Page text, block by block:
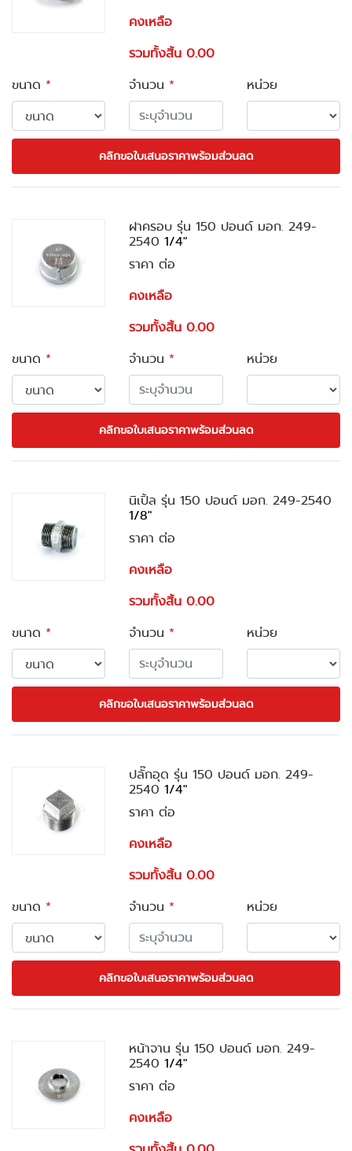
คงเหลือ
รวมทั้งสิ้น 0.00
ขนาด * จำนวน * หน่วย
คลิกขอใบเสนอราคาพร้อมส่วนลด
ฝาครอบ รุ่น 150 ปอนด์ มอก. 249-
25401/4"
ราคา ต่อ
คงเหลือ
รวมทั้งสิ้น 0.00
ขนาด * จำนวน * หน่วย
คลิกขอใบเสนอราคาพร้อมส่วนลด
นิเปิ้ล รุ่น 150 ปอนด์ มอก. 249-2540
1/8"
ราคา ต่อ
คงเหลือ
รวมทั้งสิ้น 0.00
ขนาด * จำนวน * หน่วย
คลิกขอใบเสนอราคาพร้อมส่วนลด
ปลั๊กอุด รุ่น 150 ปอนด์ มอก. 249-
25401/4"
ราคา ต่อ
คงเหลือ
รวมทั้งสิ้น 0.00
ขนาด * จำนวน * หน่วย
คลิกขอใบเสนอราคาพร้อมส่วนลด
หน้าจาน รุ่น 150 ปอนด์ มอก. 249-
25401/4"
ราคา ต่อ
คงเหลือ